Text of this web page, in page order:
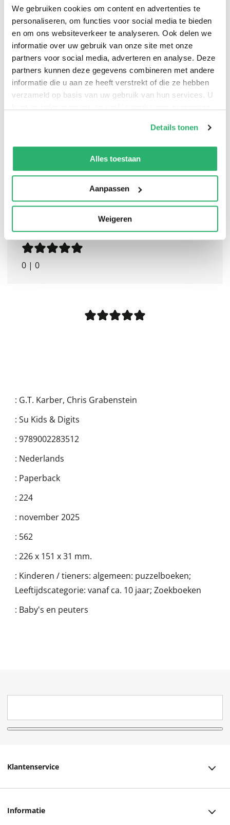
We gebruiken cookies om content en advertenties te
personaliseren, om functies voor social media te bieden
en om ons websiteverkeer te analyseren. Ook delen we
informatie over uw gebruik van onze site met onze
partners voor social media, adverteren en analyse. Deze
partners kunnen deze gegevens combineren met andere
informatie die u aan ze heeft verstrekt of die ze hebben
verzameld op basis van uw gebruik van hun services. U
kunnen ontvangen en verwerken.
Details tonen
Alles toestaan
Aanpassen
Weigeren
bibliotheek. Wat is er aan de hand? Elke verdachte
zwijgt en Jasmien, Stan en Brutus hebben alleen een
handvol aanwijzingen en een vage herinnering aan een
gouden voorwerp om de zaak op te lossen. Kunnen ze
uitvinden wat er gebeurd is? Geïnspireerd door de
Murdle jr-boeken voegden bestsellerauteurs G.T.
Karber en Chris Grabenstein de pennen samen en
0 | 0
: G.T. Karber, Chris Grabenstein
: Su Kids & Digits
: 9789002283512
: Nederlands
: Paperback
: 224
: november 2025
: 562
: 226 x 151 x 31 mm.
: Kinderen / tieners: algemeen: puzzelboeken;
Leeftijdscategorie: vanaf ca. 10 jaar; Zoekboeken
: Baby's en peuters
Klantenservice
Informatie